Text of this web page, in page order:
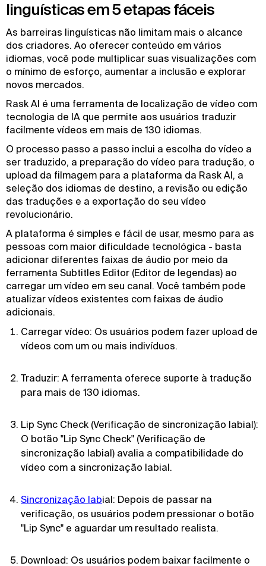
linguísticas em 5 etapas fáceis
As barreiras linguísticas não limitam mais o alcance
dos criadores. Ao oferecer conteúdo em vários
idiomas, você pode multiplicar suas visualizações com
o mínimo de esforço, aumentar a inclusão e explorar
novos mercados.
Rask AI é uma ferramenta de localização de vídeo com
tecnologia de IA que permite aos usuários traduzir
facilmente vídeos em mais de 130 idiomas.
O processo passo a passo inclui a escolha do vídeo a
ser traduzido, a preparação do vídeo para tradução, o
upload da filmagem para a plataforma da Rask AI, a
seleção dos idiomas de destino, a revisão ou edição
das traduções e a exportação do seu vídeo
revolucionário.
A plataforma é simples e fácil de usar, mesmo para as
pessoas com maior dificuldade tecnológica - basta
adicionar diferentes faixas de áudio por meio da
ferramenta Subtitles Editor (Editor de legendas) ao
carregar um vídeo em seu canal. Você também pode
atualizar vídeos existentes com faixas de áudio
adicionais.
Carregar vídeo: Os usuários podem fazer upload de
vídeos com um ou mais indivíduos.
Traduzir: A ferramenta oferece suporte à tradução
para mais de 130 idiomas.
Lip Sync Check (Verificação de sincronização labial):
O botão "Lip Sync Check" (Verificação de
sincronização labial) avalia a compatibilidade do
vídeo com a sincronização labial.
Sincronização labial: Depois de passar na
verificação, os usuários podem pressionar o botão
"Lip Sync" e aguardar um resultado realista.
Download: Os usuários podem baixar facilmente o